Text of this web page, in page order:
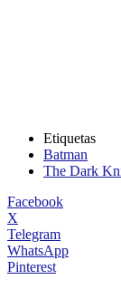
Etiquetas
Batman
The Dark
Facebook
X
Telegram
WhatsApp
Pinterest